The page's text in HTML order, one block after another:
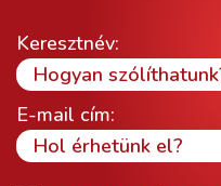
Keresztnév:
E-mail cím: